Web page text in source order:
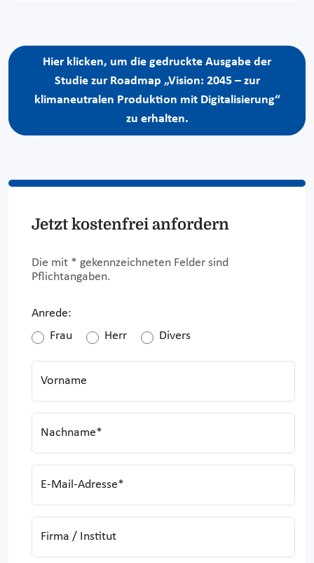
Hier klicken, um die gedruckte Ausgabe der
Studie zur Roadmap „Vision: 2045 – zur
klimaneutralen Produktion mit Digitalisierung“
zu erhalten.
Jetzt kostenfrei anfordern
Die mit * gekennzeichneten Felder sind
Pflichtangaben.
Anrede:
Frau
Herr Divers
Vorname
Nachname*
E-Mail-Adresse*
Firma / Institut